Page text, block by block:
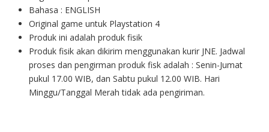
Bahasa : ENGLISH
Original game untuk Playstation 4
Produk ini adalah produk fisik
Produk fisik akan dikirim menggunakan kurir JNE. Jadwal
proses dan pengirman produk fisk adalah : Senin-Jumat
pukul 17.00 WIB, dan Sabtu pukul 12.00 WIB. Hari
Minggu/Tanggal Merah tidak ada pengiriman.